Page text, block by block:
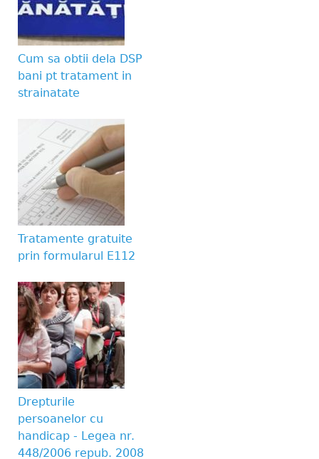
Cum sa obtii dela DSP
bani pt tratament in
strainatate
Tratamente gratuite
prin formularul E112
Drepturile
persoanelor cu
handicap - Legea nr.
448/2006 repub. 2008